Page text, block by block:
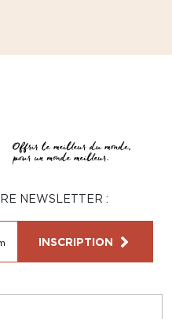
NEWSLETTER :
INSCRIPTION